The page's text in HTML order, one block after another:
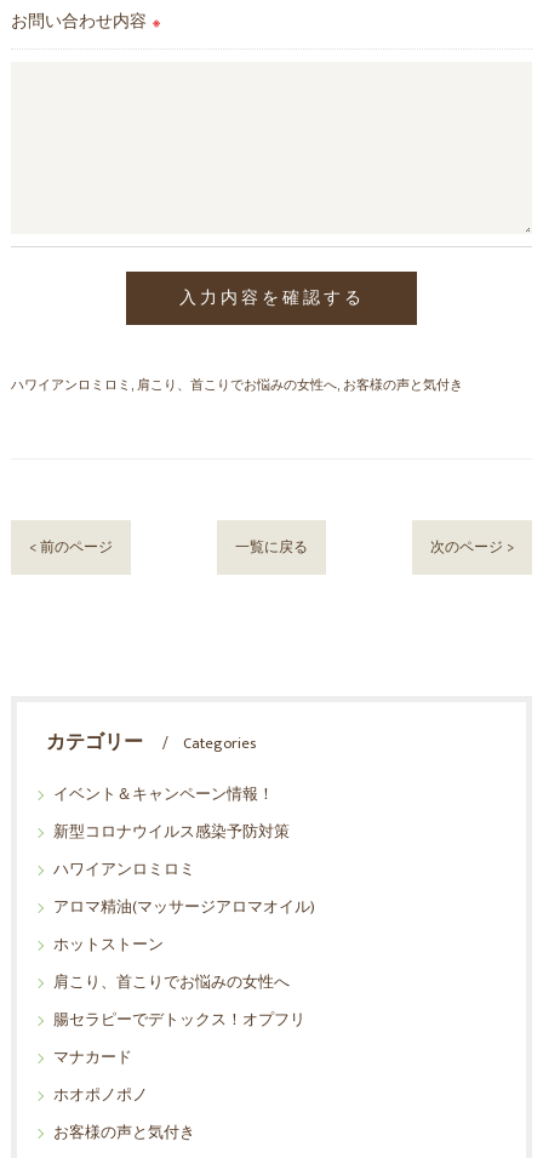
お問い合わせ内容 ※
ハワイアンロミロミ 肩こり、首こりでお悩みの女性へ お客様の声と気付き
< 前のページ 一覧に戻る 次のページ >
カテゴリー
Categories
イベント＆キャンペーン情報！
新型コロナウイルス感染予防対策
ハワイアンロミロミ
アロマ精油(マッサージアロマオイル)
ホットストーン
肩こり、首こりでお悩みの女性へ
腸セラピーでデトックス！オプフリ
マナカード
ホオポノポノ
お客様の声と気付き